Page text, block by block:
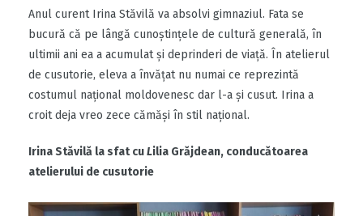
Anul curent Irina Stăvilă va absolvi gimnaziul. Fata se
bucură că pe lângă cunoștințele de cultură generală, în
ultimii ani ea a acumulat și deprinderi de viață. În atelierul
de cusutorie, eleva a învățat nu numai ce reprezintă
costumul național moldovenesc dar l-a și cusut. Irina a
croit deja vreo zece cămăși în stil național.
Irina Stăvilă la sfat cuLilia Grăjdean, conducătoarea
atelierului de cusutorie